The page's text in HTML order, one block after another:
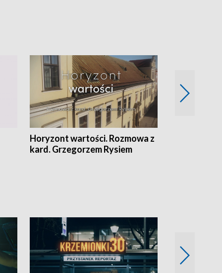
Horyzont wartości. Rozmowa z
kard. Grzegorzem Rysiem